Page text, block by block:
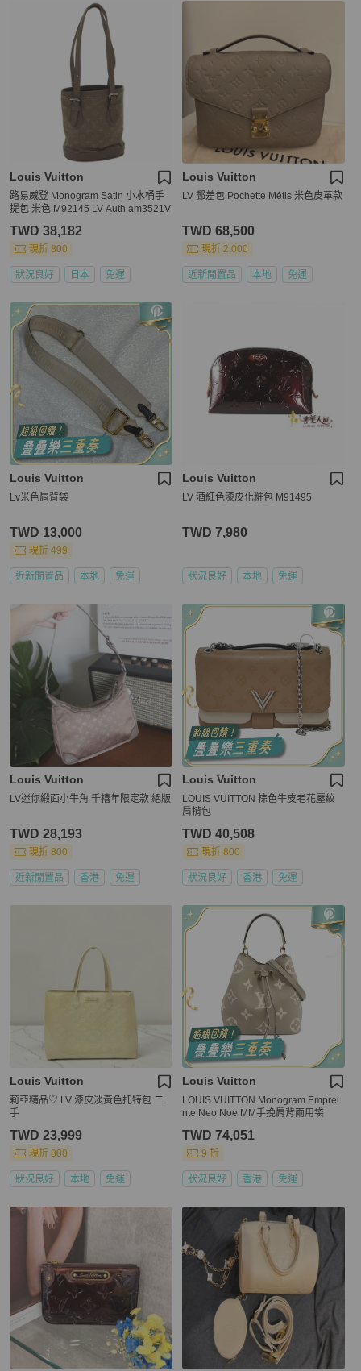
Louis Vuitton
路易威登 Monogram Satin 小水桶手
提包 米色 M92145 LV Auth am3521V
TWD 38,182
現折 800
狀況良好 日本 免運
Louis Vuitton
LV 郵差包 Pochette Métis 米色皮革款
TWD 68,500
現折 2,000
近新閒置品 本地 免運
Louis Vuitton
Lv米色肩背袋
TWD 13,000
現折 499
近新閒置品 本地 免運
Louis Vuitton
LV 酒紅色漆皮化粧包 M91495
TWD 7,980
狀況良好 本地 免運
Louis Vuitton
LV迷你緞面小牛角 千禧年限定款 絕版
TWD 28,193
現折 800
近新閒置品 香港 免運
Louis Vuitton
LOUIS VUITTON 棕色牛皮老花壓紋
肩揹包
TWD 40,508
現折 800
狀況良好 香港 免運
Louis Vuitton
莉亞精品♡ LV 漆皮淡黃色托特包 二
手
TWD 23,999
現折 800
狀況良好 本地 免運
Louis Vuitton
LOUIS VUITTON Monogram Emprei
nte Neo Noe MM手挽肩背兩用袋
TWD 74,051
9 折
狀況良好 香港 免運